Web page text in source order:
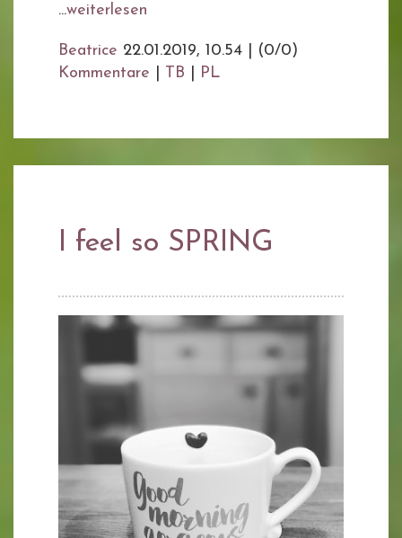
...weiterlesen
Beatrice 22.01.2019, 10.54
(0/0)
Kommentare
TB PL
I feel so SPRING